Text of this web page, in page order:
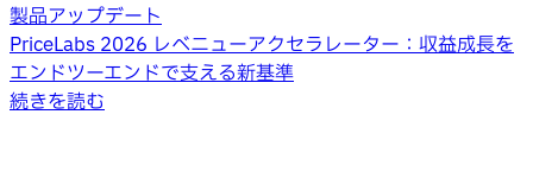
製品アップデート
PriceLabs 2026 レベニューアクセラレーター：収益成長を
エンドツーエンドで支える新基準
続きを読む